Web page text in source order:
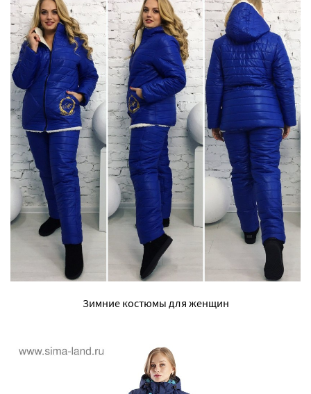
Зимние костюмы для женщин